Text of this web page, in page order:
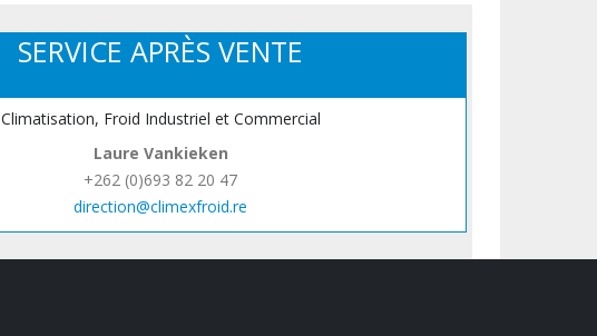
SERVICE APRÈS VENTE
Climatisation, Froid Industriel et Commercial
Laure Vankieken
+262 (0)693 82 20 47
direction@climexfroid.re